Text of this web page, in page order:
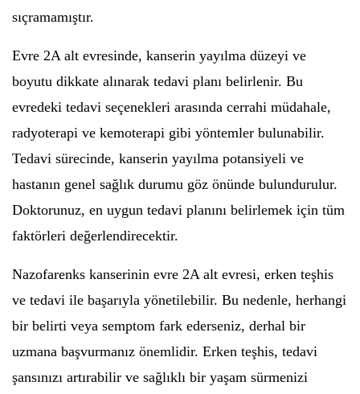
sıçramamıştır.
Evre 2A alt evresinde, kanserin yayılma düzeyi ve
boyutu dikkate alınarak tedavi planı belirlenir. Bu
evredeki tedavi seçenekleri arasında cerrahi müdahale,
radyoterapi ve kemoterapi gibi yöntemler bulunabilir.
Tedavi sürecinde, kanserin yayılma potansiyeli ve
hastanın genel sağlık durumu göz önünde bulundurulur.
Doktorunuz, en uygun tedavi planını belirlemek için tüm
faktörleri değerlendirecektir.
Nazofarenks kanserinin evre 2A alt evresi, erken teşhis
ve tedavi ile başarıyla yönetilebilir. Bu nedenle, herhangi
bir belirti veya semptom fark ederseniz, derhal bir
uzmana başvurmanız önemlidir. Erken teşhis, tedavi
şansınızı artırabilir ve sağlıklı bir yaşam sürmenizi